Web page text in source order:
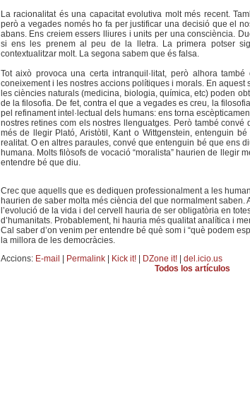
La racionalitat és una capacitat evolutiva molt més recent.
però a vegades només ho fa per justificar una decisió que el
abans. Ens creiem essers lliures i units per una consciència.
si ens les prenem al peu de la lletra. La primera potser
contextualitzar molt. La segona sabem que és falsa.
Tot això provoca una certa intranquil·litat, però alhora també
coneixement i les nostres accions polítiques i morals. En aquest
les ciències naturals (medicina, biologia, química, etc) poden
de la filosofia. De fet, contra el que a vegades es creu, la
pel refinament intel·lectual dels humans: ens torna
nostres retines com els nostres llenguatges. Però també
més de llegir Plató, Aristòtil, Kant o Wittgenstein, entenguin
realitat. O en altres paraules, convé que entenguin bé que ens
humana. Molts filòsofs de vocació “moralista” haurien de llegir
entendre bé que diu.
Crec que aquells que es dediquen professionalment a les
haurien de saber molta més ciència del que normalment saben.
l’evolució de la vida i del cervell hauria de ser obligatòria en
d’humanitats. Probablement, hi hauria més qualitat analítica i
Cal saber d’on venim per entendre bé què som i “què podem
la millora de les democràcies.
Accions: E-mail | Permalink| Kick it!| DZone it!| del.icio.us
Todos los artículos